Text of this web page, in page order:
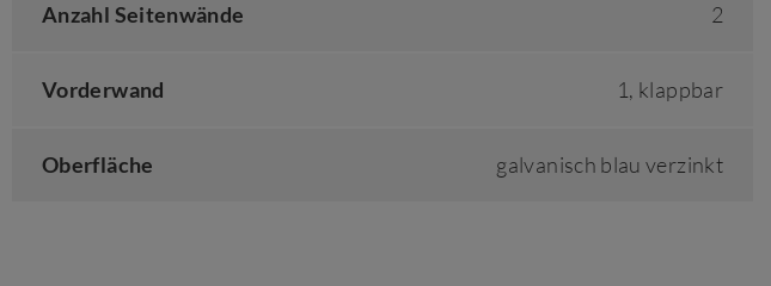
Anzahl Seitenwände 2
Vorderwand 1, klappbar
Oberfläche galvanisch blau verzinkt